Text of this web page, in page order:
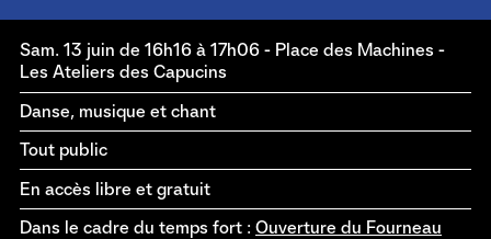
Sam. 13 juin de 16h16 à 17h06 - Place des Machines -
Les Ateliers des Capucins
Danse, musique et chant
Tout public
En accès libre et gratuit
Dans le cadre du temps fort : Ouverture du Fourneau